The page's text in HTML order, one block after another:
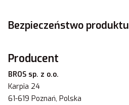
Bezpieczeństwo produktu
Producent
BROS sp. z o.o.
Karpia 24
61-619 Poznań, Polska